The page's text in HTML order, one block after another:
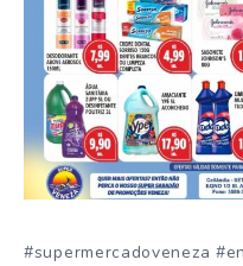
#supermercadoveneza